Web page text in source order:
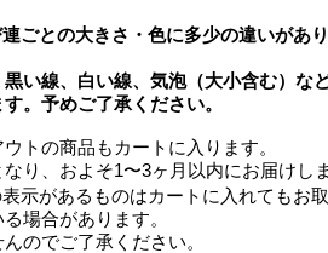
ごとの大きさ・色に多少の違いがあ
い線、白い線、気泡（大小含む）な
。予めご了承ください。
トの商品もカートに入ります。
り、およそ1〜3ヶ月以内にお届けしま
示があるものはカートに入れてもお取
場合があります。
のでご了承ください。